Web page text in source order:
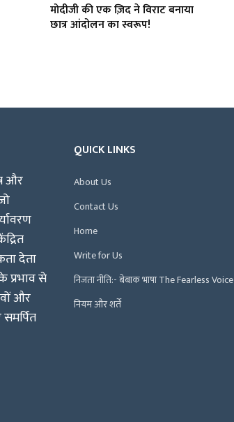
मोदीजी की एक ज़िद ने विराट बनाया
छात्र आंदोलन का स्वरूप!
और
देता
प्रभाव से
और
QUICK LINKS
About Us
Contact Us
Home
Write for Us
निजता नीति:- बेबाक भाषा The Fearless Voice
नियम और शर्तें